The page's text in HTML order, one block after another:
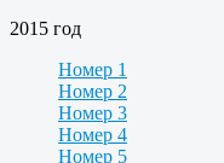
2015 год
Номер 1
Номер 2
Номер 3
Номер 4
Номер 5